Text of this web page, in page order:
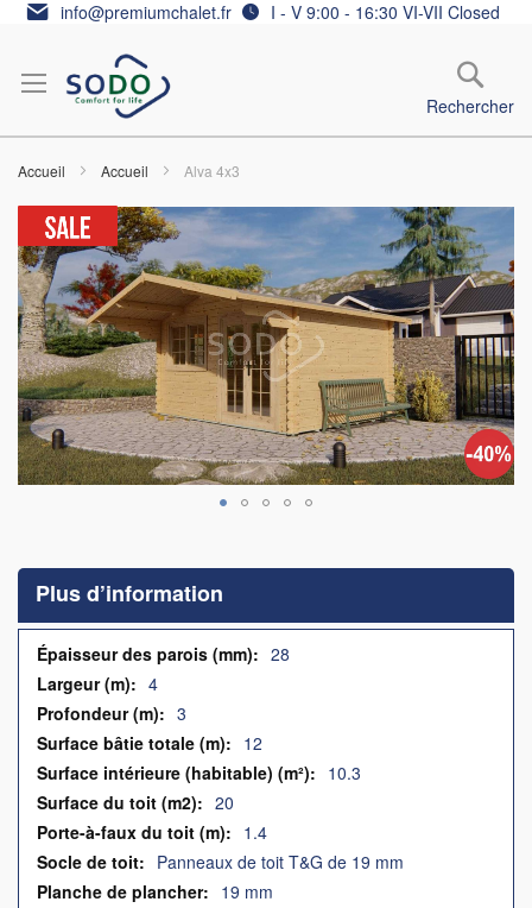
Allez info@premiumchalet.fr I - V 9:00 - 16:30 VI-VII Closed
Rechercher
Accueil Accueil Alva 4x3
Skip
to
the
end
of
the
images
gallery
the
beginning
of
the
images
gallery
Plus d’information
Plus
d’information
28
4
3
12
10.3
20
1.4
Panneaux de toit T&G de 19 mm
19 mm